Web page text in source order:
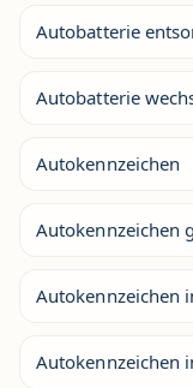
Autobatterie
Autobatterie
Autokennzeichen
Autokennzeichen
Autokennzeichen
Autokennzeichen